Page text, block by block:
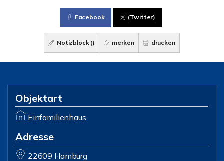
Facebook (Twitter)
Notizblock () merken drucken
Objektart
Einfamilienhaus
Adresse
22609 Hamburg